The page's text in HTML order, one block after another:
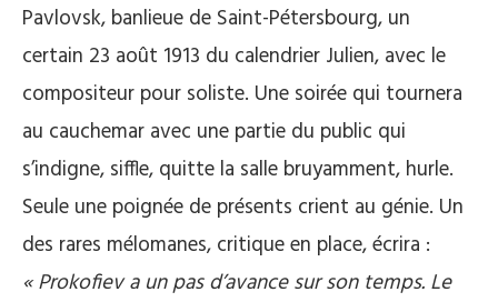
Pavlovsk, banlieue de Saint-Pétersbourg, un
certain 23 août 1913 du calendrier Julien, avec le
compositeur pour soliste. Une soirée qui tournera
au cauchemar avec une partie du public qui
s’indigne, siffle, quitte la salle bruyamment, hurle.
Seule une poignée de présents crient au génie. Un
des rares mélomanes, critique en place, écrira :
« Prokofiev a un pas d’avance sur son temps. Le